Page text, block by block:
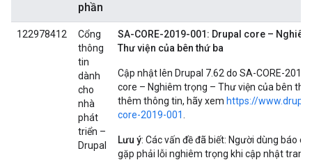
phần
122978412
Cổng
thông
tin
dành
cho
nhà
phát
triển –
Drupal
SA-CORE-2019-001: Drupal core –
Thư viện của bên thứ ba
Cập nhật lên Drupal 7.62 do SA-CORE-
core – Nghiêm trọng – Thư viện của bên thứ
thêm thông tin, hãy xem https://
core-2019-001
Lưu ý: Các vấn đề đã biết: Người dùng báo
gặp phải lỗi nghiêm trọng khi cập nhật trang